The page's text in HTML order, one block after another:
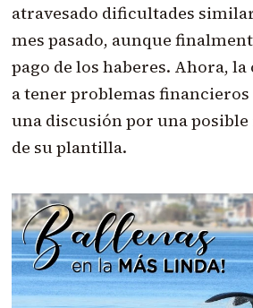
atravesado dificultades
mes pasado, aunque
pago de los haberes. Ahora,
a tener problemas
una discusión por una
de su plantilla.